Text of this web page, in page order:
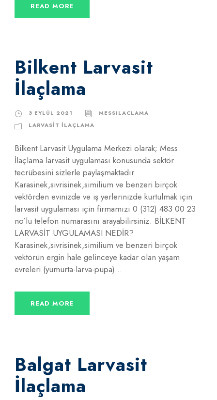
READ MORE
Bilkent Larvasit
İlaçlama
3 EYLÜL 2021
MESSILACLAMA
LARVASIT İLAÇLAMA
Bilkent Larvasit Uygulama Merkezi olarak; Mess
İlaçlama larvasit uygulaması konusunda sektör
tecrübesini sizlerle paylaşmaktadır.
Karasinek,sivrisinek,similium ve benzeri birçok
vektörden evinizde ve iş yerlerinizde kurtulmak için
larvasit uygulaması için firmamızı 0 (312) 483 00 23
no’lu telefon numarasını arayabilirsiniz. BİLKENT
LARVASİT UYGULAMASI NEDİR?
Karasinek,sivrisinek,similium ve benzeri birçok
vektörün ergin hale gelinceye kadar olan yaşam
evreleri (yumurta-larva-pupa)...
READ MORE
Balgat Larvasit
İlaçlama